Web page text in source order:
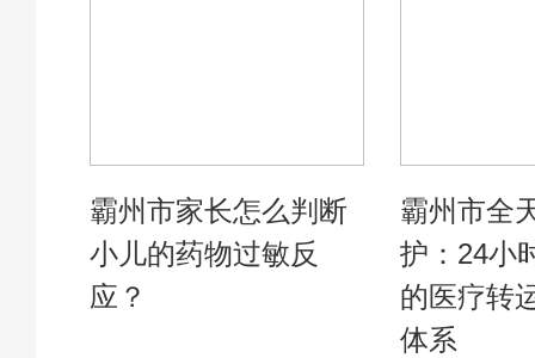
霸州市家长怎么判断
小儿的药物过敏反
应？
霸州市全
护：24小
的医疗转
体系